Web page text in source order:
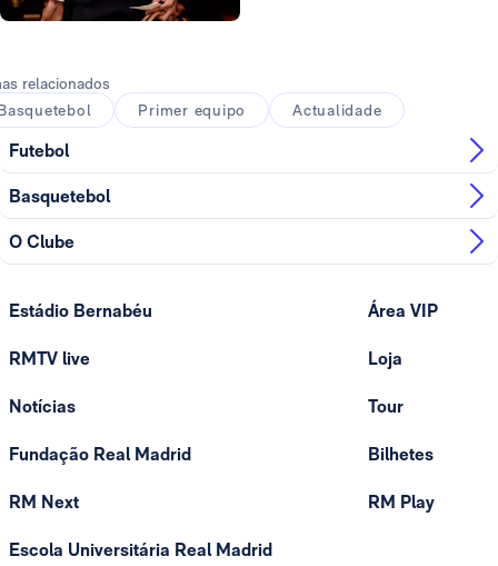
relacionados
Primer equipo Actualidade
Futebol
Basquetebol
O Clube
Estádio Bernabéu
RMTV live
Notícias
Fundação Real Madrid
RM Next
Escola Universitária Real Madrid
Área VIP
Loja
Tour
Bilhetes
RM Play